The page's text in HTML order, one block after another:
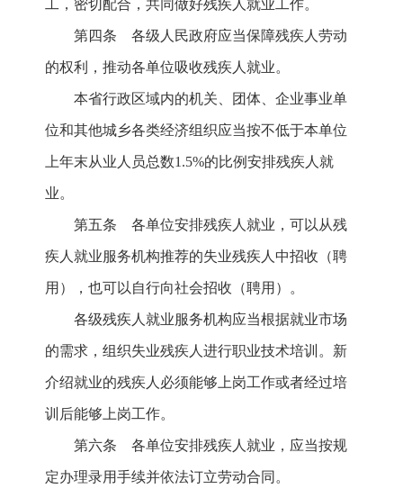
工，密切配合，共同做好残疾人就业工作。
第四条 各级人民政府应当保障残疾人劳动
的权利，推动各单位吸收残疾人就业。
本省行政区域内的机关、团体、企业事业单
位和其他城乡各类经济组织应当按不低于本单位
上年末从业人员总数1.5%的比例安排残疾人就
业。
第五条 各单位安排残疾人就业，可以从残
疾人就业服务机构推荐的失业残疾人中招收（聘
用），也可以自行向社会招收（聘用）。
各级残疾人就业服务机构应当根据就业市场
的需求，组织失业残疾人进行职业技术培训。新
介绍就业的残疾人必须能够上岗工作或者经过培
训后能够上岗工作。
第六条 各单位安排残疾人就业，应当按规
定办理录用手续并依法订立劳动合同。